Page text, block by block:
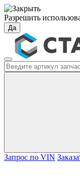
Разрешить
Да
Запрос по VIN